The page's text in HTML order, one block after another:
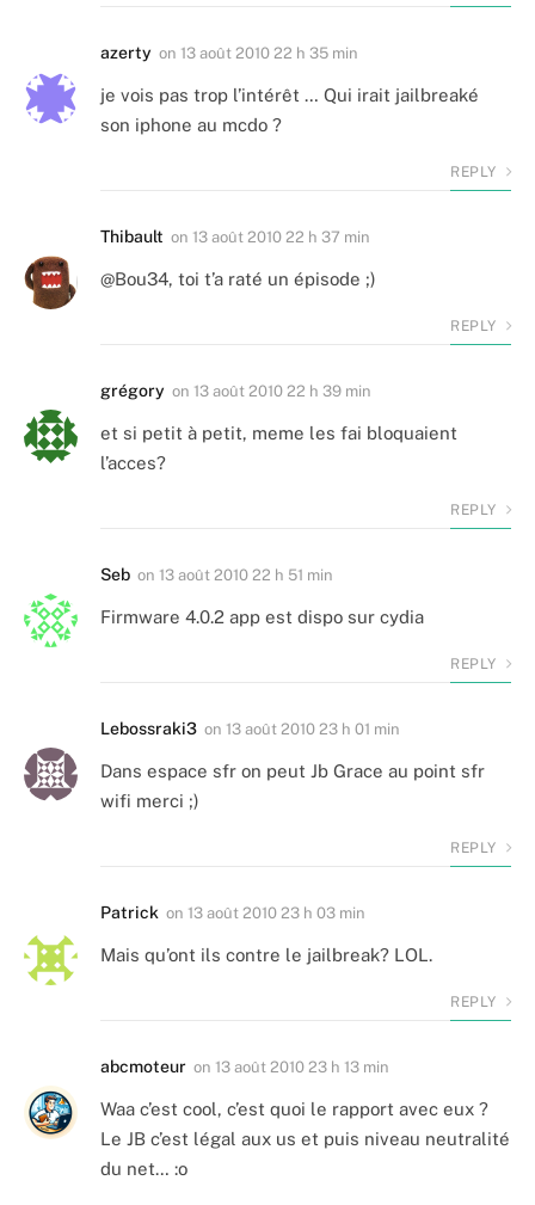
azerty on 13 août 2010 22 h 35 min
je vois pas trop l’intérêt … Qui irait jailbreaké
son iphone au mcdo ?
REPLY
Thibault on 13 août 2010 22 h 37 min
@Bou34, toi t’a raté un épisode ;)
REPLY
grégory on 13 août 2010 22 h 39 min
et si petit à petit, meme les fai bloquaient
l’acces?
REPLY
Seb on 13 août 2010 22 h 51 min
Firmware 4.0.2 app est dispo sur cydia
REPLY
Lebossraki3 on 13 août 2010 23 h 01 min
Dans espace sfr on peut Jb Grace au point sfr
wifi merci ;)
REPLY
Patrick on 13 août 2010 23 h 03 min
Mais qu’ont ils contre le jailbreak? LOL.
REPLY
abcmoteur on 13 août 2010 23 h 13 min
Waa c’est cool, c’est quoi le rapport avec eux ?
Le JB c’est légal aux us et puis niveau neutralité
du net… :o